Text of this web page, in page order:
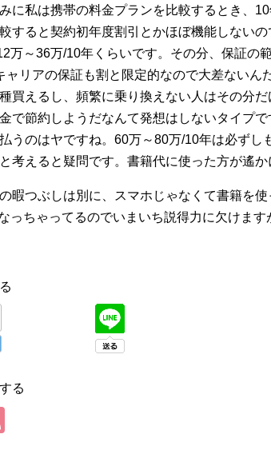
に私は携帯の料金プランを比較するとき、
すると契約初年度割引とかほぼ機能しない
万～36万/10年くらいです。その分、保証の
ャリアの保証も割と限定的なので大差ない
買えるし、頻繁に乗り換えない人はその分
で節約しようだなんて発想はしないタイプ
うのはヤですね。60万～80万/10年は必ずし
考えると疑問です。書籍代に使った方が遙か
暇つぶしは別に、スマホじゃなくて書籍を
っちゃってるのでいまいち説得力に欠けます
る